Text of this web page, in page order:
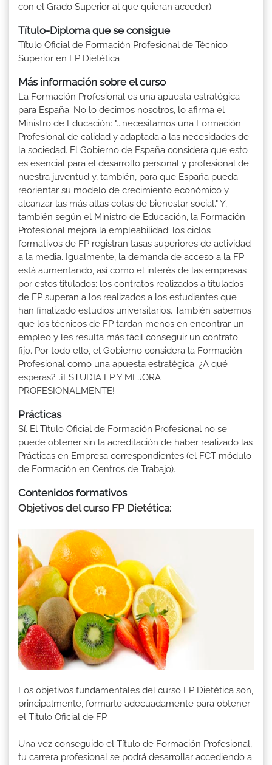
con el Grado Superior al que quieran acceder).
Título-Diploma que se consigue
Título Oficial de Formación Profesional de Técnico
Superior en FP Dietética
Más información sobre el curso
La Formación Profesional es una apuesta estratégica
para España. No lo decimos nosotros, lo afirma el
Ministro de Educación: "...necesitamos una Formación
Profesional de calidad y adaptada a las necesidades de
la sociedad. El Gobierno de España considera que esto
es esencial para el desarrollo personal y profesional de
nuestra juventud y, también, para que España pueda
reorientar su modelo de crecimiento económico y
alcanzar las más altas cotas de bienestar social." Y,
también según el Ministro de Educación, la Formación
Profesional mejora la empleabilidad: los ciclos
formativos de FP registran tasas superiores de actividad
a la media. Igualmente, la demanda de acceso a la FP
está aumentando, así como el interés de las empresas
por estos titulados: los contratos realizados a titulados
de FP superan a los realizados a los estudiantes que
han finalizado estudios universitarios. También sabemos
que los técnicos de FP tardan menos en encontrar un
empleo y les resulta más fácil conseguir un contrato
fijo. Por todo ello, el Gobierno considera la Formación
Profesional como una apuesta estratégica. ¿A qué
esperas?...¡ESTUDIA FP Y MEJORA
PROFESIONALMENTE!
Prácticas
Sí. El Título Oficial de Formación Profesional no se
puede obtener sin la acreditación de haber realizado las
Prácticas en Empresa correspondientes (el FCT módulo
de Formación en Centros de Trabajo).
Contenidos formativos
Objetivos del curso FP Dietética:
Los objetivos fundamentales del curso FP Dietética son,
principalmente, formarte adecuadamente para obtener
el Titulo Oficial de FP.
Una vez conseguido el Título de Formación Profesional,
tu carrera profesional se podrá desarrollar accediendo a